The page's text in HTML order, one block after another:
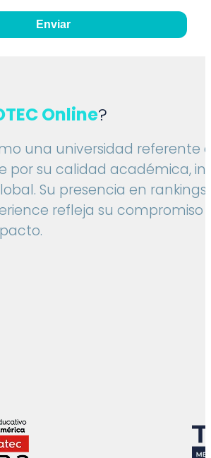
Enviar
Online?
una universidad referente
su calidad académica,
Su presencia en rankings
refleja su compromiso